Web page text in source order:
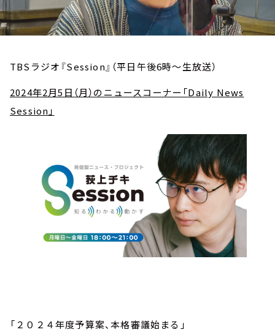
TBSラジオ『Session』（平日午後6時～生放送）
2024年2月5日（月）のニュースコーナー「Daily News
Session」
「２０２４年度予算案、本格審議始まる」